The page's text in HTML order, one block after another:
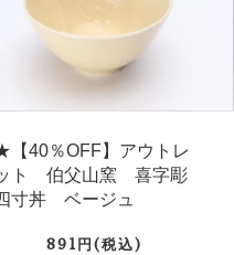
【40％OFF】アウトレ
ト 伯父山窯 喜字彫
寸丼 ベージュ
891円(税込)